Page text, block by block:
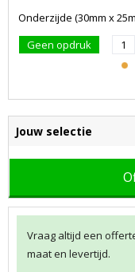
Onderzijde (30mm x
Geen opdruk
1
Jouw selectie
Vraag altijd een
maat en levertijd.